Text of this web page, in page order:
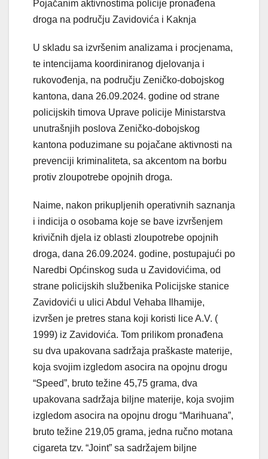
Pojačanim aktivnostima policije pronađena
droga na području Zavidovića i Kaknja
U skladu sa izvršenim analizama i procjenama,
te intencijama koordiniranog djelovanja i
rukovođenja, na području Zeničko-dobojskog
kantona, dana 26.09.2024. godine od strane
policijskih timova Uprave policije Ministarstva
unutrašnjih poslova Zeničko-dobojskog
kantona poduzimane su pojačane aktivnosti na
prevenciji kriminaliteta, sa akcentom na borbu
protiv zloupotrebe opojnih droga.
Naime, nakon prikupljenih operativnih saznanja
i indicija o osobama koje se bave izvršenjem
krivičnih djela iz oblasti zloupotrebe opojnih
droga, dana 26.09.2024. godine, postupajući po
Naredbi Općinskog suda u Zavidovićima, od
strane policijskih službenika Policijske stanice
Zavidovići u ulici Abdul Vehaba Ilhamije,
izvršen je pretres stana koji koristi lice A.V. (
1999) iz Zavidovića. Tom prilikom pronađena
su dva upakovana sadržaja praškaste materije,
koja svojim izgledom asocira na opojnu drogu
“Speed”, bruto težine 45,75 grama, dva
upakovana sadržaja biljne materije, koja svojim
izgledom asocira na opojnu drogu “Marihuana”,
bruto težine 219,05 grama, jedna ručno motana
cigareta tzv. “Joint” sa sadržajem biljne